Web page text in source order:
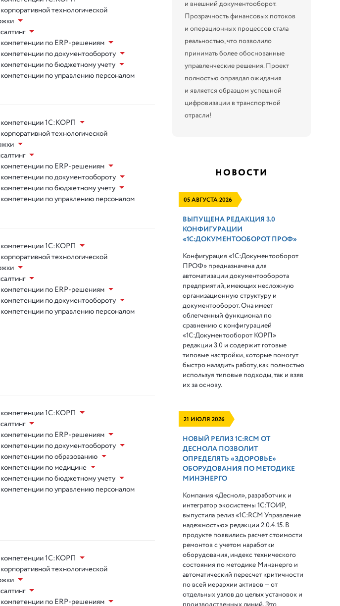
технологической
по ERP-решениям
по документообороту
по бюджетному учету
по управлению персоналом
1С:КОРП
технологической
по ERP-решениям
по документообороту
по бюджетному учету
по управлению персоналом
1С:КОРП
технологической
по ERP-решениям
по документообороту
по управлению персоналом
1С:КОРП
по ERP-решениям
по документообороту
по образованию
по медицине
по бюджетному учету
по управлению персоналом
1С:КОРП
технологической
по ERP-решениям
и внешний документооборот.
Прозрачность финансовых потоков
и операционных процессов стала
реальностью, что позволило
принимать более обоснованные
управленческие решения. Проект
полностью оправдал ожидания
и является образцом успешной
цифровизации в транспортной
отрасли!
НОВОСТИ
05 АВГУСТА 2026
ВЫПУЩЕНА РЕДАКЦИЯ 3.0
КОНФИГУРАЦИИ
«1С:ДОКУМЕНТООБОРОТ ПРОФ»
Конфигурация «1С:Документооборот
ПРОФ» предназначена для
автоматизации документооборота
предприятий, имеющих несложную
организационную структуру и
документооборот. Она имеет
облегченный функционал по
сравнению с конфигурацией
«1С:Документооборот КОРП»
редакции 3.0 и содержит готовые
типовые настройки, которые помогут
быстро наладить работу, как полностью
используя типовые подходы, так и взяв
их за основу.
21 ИЮЛЯ 2026
НОВЫЙ РЕЛИЗ 1С:RCM ОТ
ДЕСНОЛА ПОЗВОЛИТ
ОПРЕДЕЛЯТЬ «ЗДОРОВЬЕ»
ОБОРУДОВАНИЯ ПО МЕТОДИКЕ
МИНЭНЕРГО
Компания «Деснол», разработчик и
интегратор экосистемы 1С:ТОИР,
выпустила релиз «1С:RCM Управление
надежностью» редакции 2.0.4.15. В
продукте появились расчет стоимости
ремонтов с учетом наработки
оборудования, индекс технического
состояния по методике Минэнерго и
автоматический пересчет критичности
по всей иерархии активов — от
отдельных узлов до целых установок и